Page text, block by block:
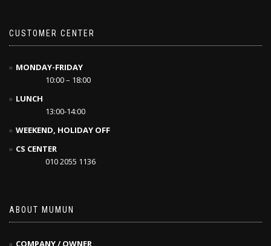
CUSTOMER CENTER
MONDAY-FRIDAY
10:00 – 18:00
LUNCH
13:00-14:00
WEEKEND, HOLIDAY OFF
CS CENTER
010 2055 1136
ABOUT MUMUN
COMPANY / OWNER